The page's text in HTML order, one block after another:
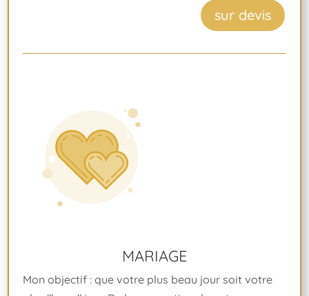
sur devis
MARIAGE
Mon objectif : que votre plus beau jour soit votre